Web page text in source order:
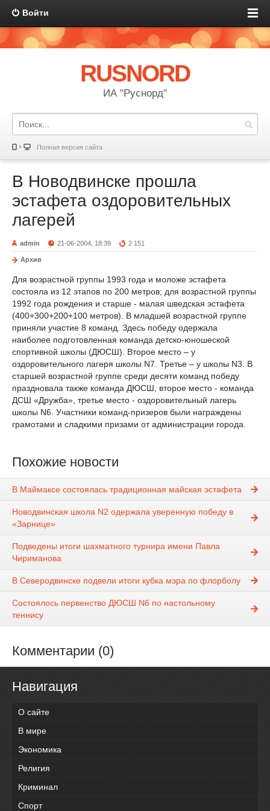
Войти
RUSNORD
ИА "Руснорд"
Полная версия сайта
В Новодвинске прошла
эстафета оздоровительных
лагерей
admin 21-06-2004, 18:39 2 151
Архив
Для возрастной группы 1993 года и моложе эстафета
состояла из 12 этапов по 200 метров; для возрастной группы
1992 года рождения и старше - малая шведская эстафета
(400+300+200+100 метров). В младшей возрастной группе
приняли участие 8 команд. Здесь победу одержала
наиболее подготовленная команда детско-юношеской
спортивной школы (ДЮСШ). Второе место – у
оздоровительного лагеря школы N7. Третье – у школы N3. В
старшей возрастной группе среди десяти команд победу
праздновала также команда ДЮСШ, второе место - команда
ДСШ «Дружба», третье место - оздоровительный лагерь
школы N6. Участники команд-призеров были награждены
грамотами и сладкими призами от администрации города.
Похожие новости
В Маймаксе состоялась традиционная майская эстафета
Новодвинская школа N2 одержала уверенную победу в
«Зарнице»
Подведены итоги шахматного турнира имени Павла
Чириманова
В Северодвинске подвели итоги кубка мэра по флорболу
Состоялось первенство ДЮСШ N6 по настольному
теннису
Комментарии (0)
Навигация
О сайте
В мире
Экономика
Религия
Криминал
Спорт